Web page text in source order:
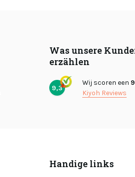
Was unsere
erzählen
9,3
Wij scoren een
Kiyoh Reviews
Handige links